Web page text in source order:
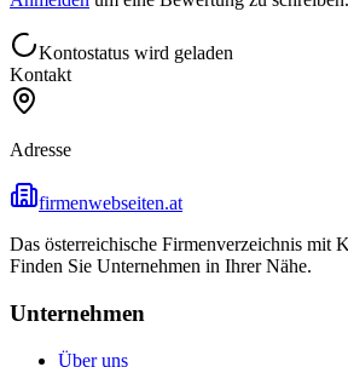
Kontostatus wird geladen
Kontakt
Adresse
firmenwebseiten.at
Das österreichische Firmenverzeichnis mit
Finden Sie Unternehmen in Ihrer Nähe.
Unternehmen
Über uns